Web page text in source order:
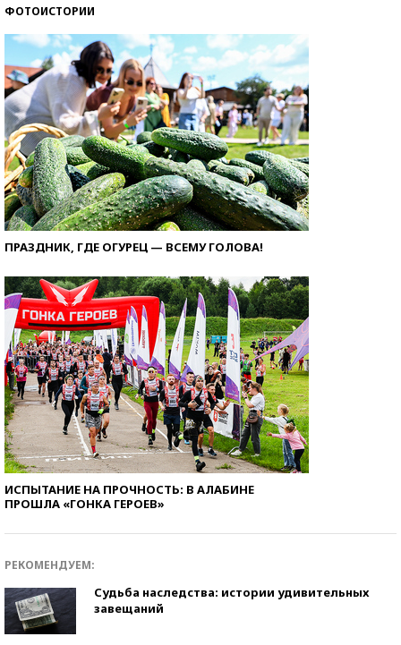
ФОТОИСТОРИИ
ПРАЗДНИК, ГДЕ ОГУРЕЦ — ВСЕМУ ГОЛОВА!
ИСПЫТАНИЕ НА ПРОЧНОСТЬ: В АЛАБИНЕ
ПРОШЛА «ГОНКА ГЕРОЕВ»
РЕКОМЕНДУЕМ:
Судьба наследства: истории удивительных
завещаний